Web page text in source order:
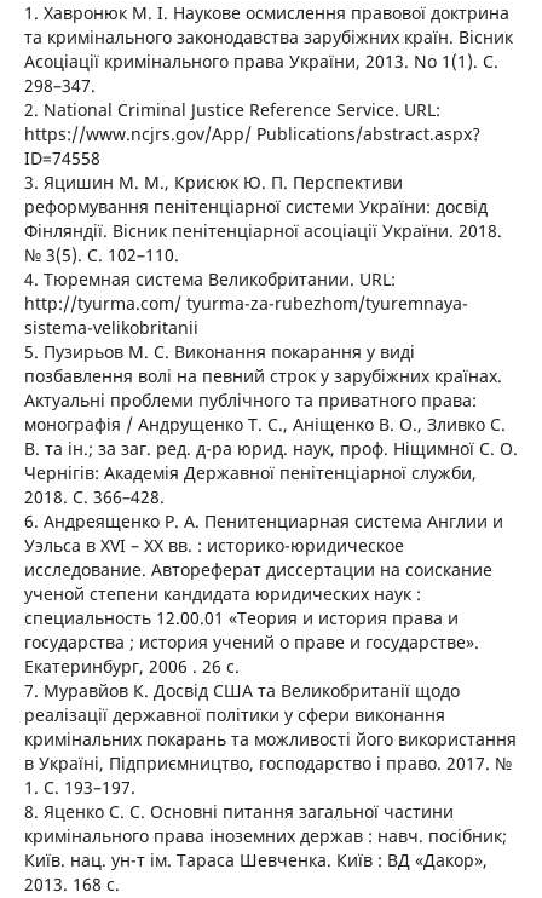
1. Хавронюк М. І. Наукове осмислення правової доктрина
та кримінального законодавства зарубіжних країн. Вісник
Асоціації кримінального права України, 2013. No 1(1). С.
298–347.
2. National Criminal Justice Reference Service. URL:
https://www.ncjrs.gov/App/ Publications/abstract.aspx?
ID=74558
3. Яцишин М. М., Крисюк Ю. П. Перспективи
реформування пенітенціарної системи України: досвід
Фінляндії. Вісник пенітенціарної асоціації України. 2018.
№ 3(5). С. 102–110.
4. Тюремная система Великобритании. URL:
http://tyurma.com/ tyurma-za-rubezhom/tyuremnaya-
sistema-velikobritanii
5. Пузирьов М. С. Виконання покарання у виді
позбавлення волі на певний строк у зарубіжних країнах.
Актуальні проблеми публічного та приватного права:
монографія / Андрущенко Т. С., Аніщенко В. О., Зливко С.
В. та ін.; за заг. ред. д-ра юрид. наук, проф. Ніщимної С. О.
Чернігів: Академія Державної пенітенціарної служби,
2018. С. 366–428.
6. Андреященко Р. А. Пенитенциарная система Англии и
Уэльса в XVI – XX вв. : историко-юридическое
исследование. Автореферат диссертации на соискание
ученой степени кандидата юридических наук :
специальность 12.00.01 «Теория и история права и
государства ; история учений о праве и государстве».
Екатеринбург, 2006 . 26 с.
7. Муравйов К. Досвід США та Великобританії щодо
реалізації державної політики у сфери виконання
кримінальних покарань та можливості його використання
в Україні, Підприємництво, господарство і право. 2017. №
1. С. 193–197.
8. Яценко С. С. Основні питання загальної частини
кримінального права іноземних держав : навч. посібник;
Київ. нац. ун-т ім. Тараса Шевченка. Київ : ВД «Дакор»,
2013. 168 с.